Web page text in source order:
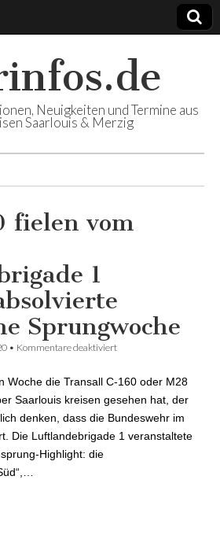
Neuigkeiten und Termine aus
Saarlouis & Merzig
fielen vom
1
Sprungwoche
• Kommentare deaktiviert
Saarland absolvierte
erfolgreiche
Woche die Transall C-160 oder M28
Saarlouis kreisen gesehen hat, der
denken, dass die Bundeswehr im
Die Luftlandebrigade 1 veranstaltete
Highlight: die